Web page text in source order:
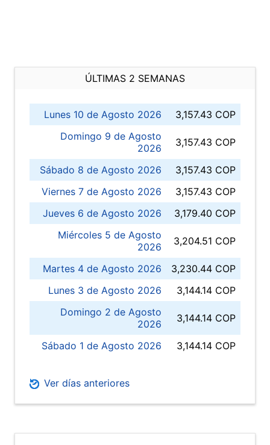
ÚLTIMAS 2 SEMANAS
Lunes 10 de Agosto 2026
3,157.43 COP
Domingo 9 de Agosto
2026
3,157.43 COP
Sábado 8 de Agosto 2026
3,157.43 COP
Viernes 7 de Agosto 2026
3,157.43 COP
Jueves 6 de Agosto 2026
3,179.40 COP
Miércoles 5 de Agosto
2026
3,204.51 COP
Martes 4 de Agosto 2026
3,230.44 COP
Lunes 3 de Agosto 2026
3,144.14 COP
Domingo 2 de Agosto
2026
3,144.14 COP
Sábado 1 de Agosto 2026 3,144.14 COP
Ver días anteriores